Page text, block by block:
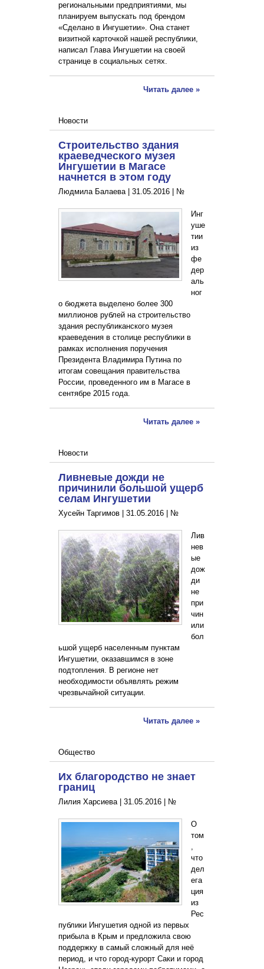
региональными предприятиями, мы
планируем выпускать под брендом
«Сделано в Ингушетии». Она станет
визитной карточкой нашей республики,
написал Глава Ингушетии на своей
странице в социальных сетях.
Читать далее »
Новости
Строительство здания
краеведческого музея
Ингушетии в Магасе
начнется в этом году
Людмила Балаева | 31.05.2016 №
Инг
уше
тии
из
фе
дер
аль
ног
о бюджета выделено более 300
миллионов рублей на строительство
здания республиканского музея
краеведения в столице республики в
рамках исполнения поручения
Президента Владимира Путина по
итогам совещания правительства
России, проведенного им в Магасе в
сентябре 2015 года.
Читать далее »
Новости
Ливневые дожди не
причинили большой ущерб
селам Ингушетии
Хусейн Таргимов | 31.05.2016 №
Лив
нев
ые
дож
ди
не
при
чин
или
бол
ьшой ущерб населенным пунктам
Ингушетии, оказавшимся в зоне
подтопления. В регионе нет
необходимости объявлять режим
чрезвычайной ситуации.
Читать далее »
Общество
Их благородство не знает
границ
Лилия Харсиева | 31.05.2016 №
О
том
,
что
дел
ега
ция
из
Рес
публики Ингушетия одной из первых
прибыла в Крым и предложила свою
поддержку в самый сложный для неё
период, и что город-курорт Саки и город